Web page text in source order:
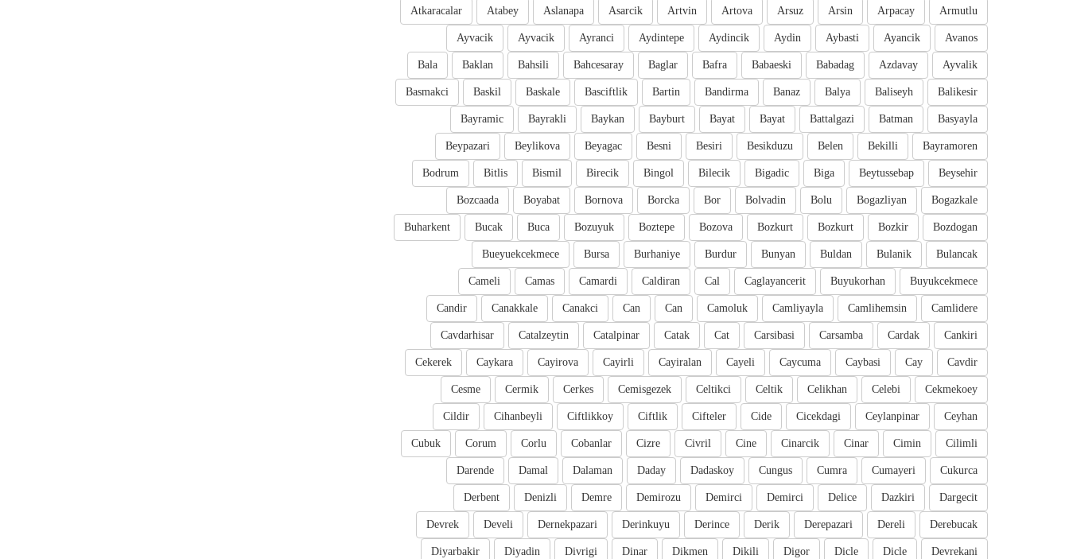
Armutlu
Arpacay
Arsin
Arsuz
Artova
Artvin
Asarcik
Aslanapa
Atabey
Atkaracalar
Avanos
Ayancik
Aybasti
Aydin
Aydincik
Aydintepe
Ayranci
Ayvacik
Ayvacik
Ayvalik
Azdavay
Babadag
Babaeski
Bafra
Baglar
Bahcesaray
Bahsili
Baklan
Bala
Balikesir
Baliseyh
Balya
Banaz
Bandirma
Bartin
Basciftlik
Baskale
Baskil
Basmakci
Basyayla
Batman
Battalgazi
Bayat
Bayat
Bayburt
Baykan
Bayrakli
Bayramic
Bayramoren
Bekilli
Belen
Besikduzu
Besiri
Besni
Beyagac
Beylikova
Beypazari
Beysehir
Beytussebap
Biga
Bigadic
Bilecik
Bingol
Birecik
Bismil
Bitlis
Bodrum
Bogazkale
Bogazliyan
Bolu
Bolvadin
Bor
Borcka
Bornova
Boyabat
Bozcaada
Bozdogan
Bozkir
Bozkurt
Bozkurt
Bozova
Boztepe
Bozuyuk
Buca
Bucak
Buharkent
Bulancak
Bulanik
Buldan
Bunyan
Burdur
Burhaniye
Bursa
Bueyuekcekmece
Buyukcekmece
Buyukorhan
Caglayancerit
Cal
Caldiran
Camardi
Camas
Cameli
Camlidere
Camlihemsin
Camliyayla
Camoluk
Can
Can
Canakci
Canakkale
Candir
Cankiri
Cardak
Carsamba
Carsibasi
Cat
Catak
Catalpinar
Catalzeytin
Cavdarhisar
Cavdir
Cay
Caybasi
Caycuma
Cayeli
Cayiralan
Cayirli
Cayirova
Caykara
Cekerek
Cekmekoey
Celebi
Celikhan
Celtik
Celtikci
Cemisgezek
Cerkes
Cermik
Cesme
Ceyhan
Ceylanpinar
Cicekdagi
Cide
Cifteler
Ciftlik
Ciftlikkoy
Cihanbeyli
Cildir
Cilimli
Cimin
Cinar
Cinarcik
Cine
Civril
Cizre
Cobanlar
Corlu
Corum
Cubuk
Cukurca
Cumayeri
Cumra
Cungus
Dadaskoy
Daday
Dalaman
Damal
Darende
Dargecit
Dazkiri
Delice
Demirci
Demirci
Demirozu
Demre
Denizli
Derbent
Derebucak
Dereli
Derepazari
Derik
Derince
Derinkuyu
Dernekpazari
Develi
Devrek
Devrekani
Dicle
Dicle
Digor
Dikili
Dikmen
Dinar
Divrigi
Diyadin
Diyarbakir